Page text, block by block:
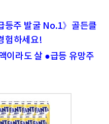
등주 발굴 No.1》골든클
험하세요!
라도 살 ●급등 유망주